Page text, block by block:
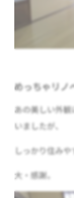
めっちゃリノ
あの美しい外
いましたが、
しっかり住みや
大・感謝。